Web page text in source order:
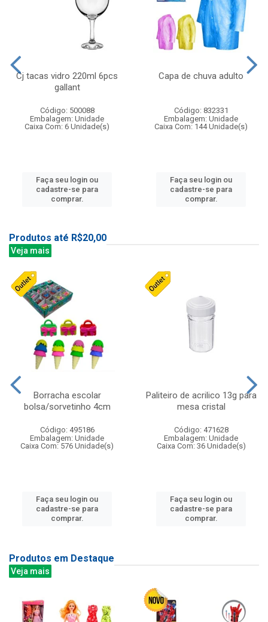
Cj tacas vidro 220ml 6pcs
gallant
Código: 500088
Embalagem: Unidade
Caixa Com: 6 Unidade(s)
Faça seu login ou
cadastre-se para
comprar.
Capa de chuva adulto
Código: 832331
Embalagem: Unidade
Caixa Com: 144 Unidade(s)
Faça seu login ou
cadastre-se para
comprar.
Produtos até R$20,00
Veja mais
Borracha escolar
bolsa/sorvetinho 4cm
Código: 495186
Embalagem: Unidade
Caixa Com: 576 Unidade(s)
Faça seu login ou
cadastre-se para
comprar.
Paliteiro de acrilico 13g para
mesa cristal
Código: 471628
Embalagem: Unidade
Caixa Com: 36 Unidade(s)
Faça seu login ou
cadastre-se para
comprar.
Produtos em Destaque
Veja mais